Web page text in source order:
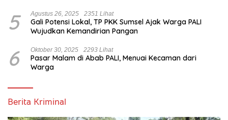
5 Agustus 26, 2025 2351 Lihat
Gali Potensi Lokal, TP PKK Sumsel Ajak Warga PALI
Wujudkan Kemandirian Pangan
6 Oktober 30, 2025 2293 Lihat
Pasar Malam di Abab PALI, Menuai Kecaman dari
Warga
Berita Kriminal